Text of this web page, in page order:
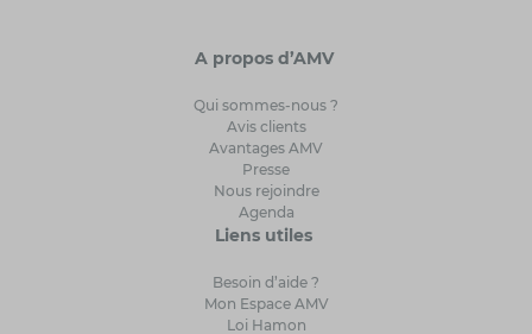
A propos d’AMV
Qui sommes-nous ?
Avis clients
Avantages AMV
Presse
Nous rejoindre
Agenda
Liens utiles
Besoin d’aide ?
Mon Espace AMV
Loi Hamon